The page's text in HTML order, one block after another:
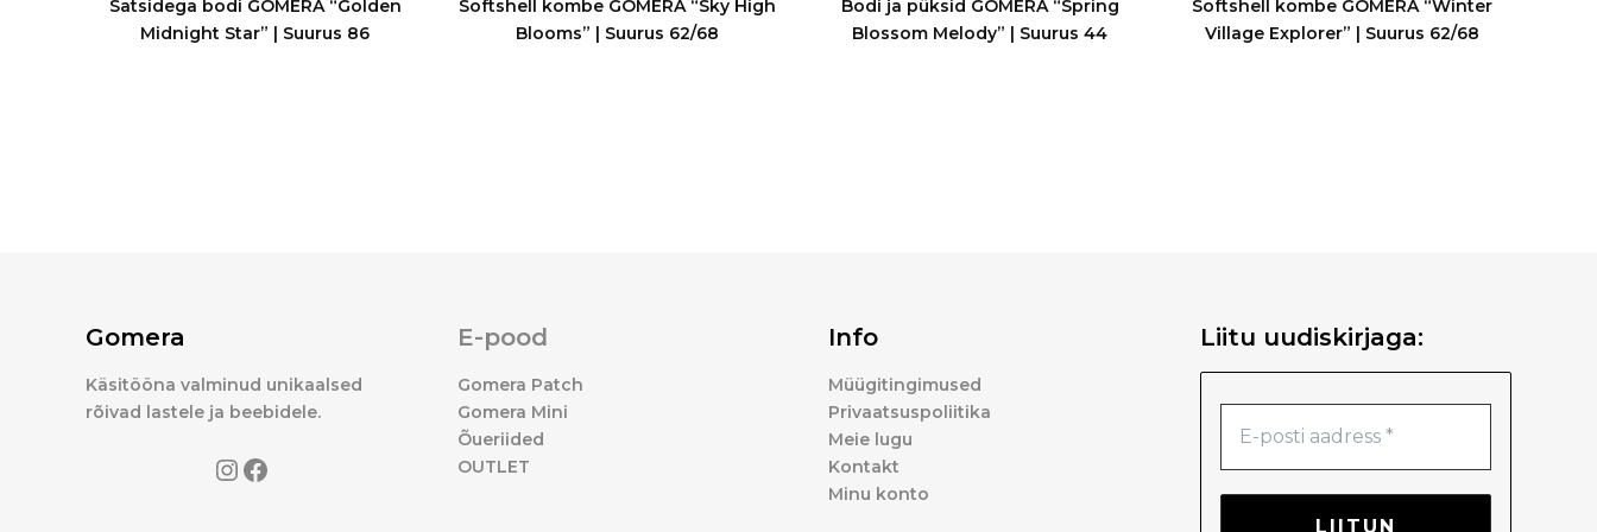
Satsidega bodi GOMERA “Golden
Midnight Star” | Suurus 86
Softshell kombe GOMERA “Sky High
Blooms” | Suurus 62/68
Bodi ja püksid GOMERA “Spring
Blossom Melody” | Suurus 44
Softshell kombe GOMERA “Winter
Village Explorer” | Suurus 62/68
Gomera
Käsitööna valminud unikaalsed
rõivad lastele ja beebidele.
E-pood
Gomera Patch
Gomera Mini
Õueriided
OUTLET
Info
Müügitingimused
Privaatsuspoliitika
Meie lugu
Kontakt
Minu konto
Liitu uudiskirjaga: